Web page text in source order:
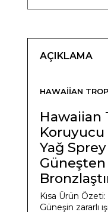
AÇIKLAMA
HAWAIIAN
Hawaiian
Koruyucu
Yağ
Kısa Ürün Özeti:
Güneşin zararlı